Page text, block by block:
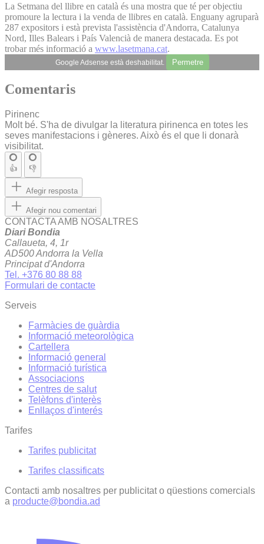
La Setmana del llibre en català és una mostra que té per objectiu
promoure la lectura i la venda de llibres en català. Enguany agruparà
287 expositors i està prevista l'assistència d'Andorra, Catalunya
Nord, Illes Balears i País Valencià de manera destacada. Es pot
trobar més informació a www.lasetmana.cat.
Google Adsense està deshabilitat. Permetre
Comentaris
Pirinenc
Molt bé. S'ha de divulgar la literatura pirinenca en totes les
seves manifestacions i gèneres. Això és el que li donarà
visibilitat.
👍 👎
Afegir resposta
Afegir nou comentari
CONTACTA AMB NOSALTRES
Diari Bondia
Callaueta, 4, 1r
AD500 Andorra la Vella
Principat d'Andorra
Tel. +376 80 88 88
Formulari de contacte
Serveis
Farmàcies de guàrdia
Informació meteorològica
Cartellera
Informació general
Informació turística
Associacions
Centres de salut
Telèfons d'interès
Enllaços d'interés
Tarifes
Tarifes publicitat
Tarifes classificats
Contacti amb nosaltres per publicitat o qüestions comercials
a producte@bondia.ad